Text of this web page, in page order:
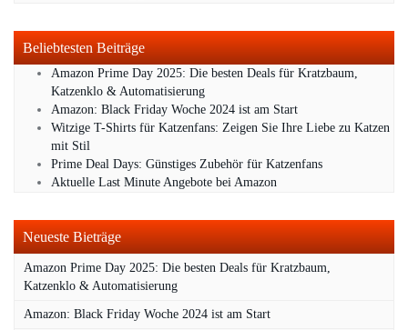
Beliebtesten Beiträge
Amazon Prime Day 2025: Die besten Deals für Kratzbaum,
Katzenklo & Automatisierung
Amazon: Black Friday Woche 2024 ist am Start
Witzige T-Shirts für Katzenfans: Zeigen Sie Ihre Liebe zu Katzen
mit Stil
Prime Deal Days: Günstiges Zubehör für Katzenfans
Aktuelle Last Minute Angebote bei Amazon
Neueste Bieträge
Amazon Prime Day 2025: Die besten Deals für Kratzbaum,
Katzenklo & Automatisierung
Amazon: Black Friday Woche 2024 ist am Start